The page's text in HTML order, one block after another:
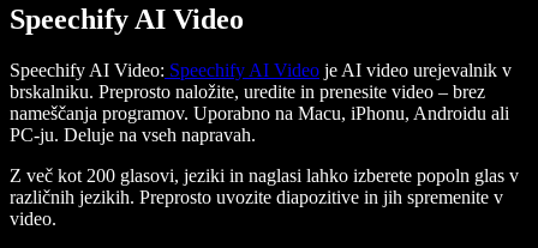
Speechify AI Video
Speechify AI Video: Speechify AI Video je AI video urejevalnik v
brskalniku. Preprosto naložite, uredite in prenesite video – brez
nameščanja programov. Uporabno na Macu, iPhonu, Androidu ali
PC-ju. Deluje na vseh napravah.
Z več kot 200 glasovi, jeziki in naglasi lahko izberete popoln glas v
različnih jezikih. Preprosto uvozite diapozitive in jih spremenite v
video.